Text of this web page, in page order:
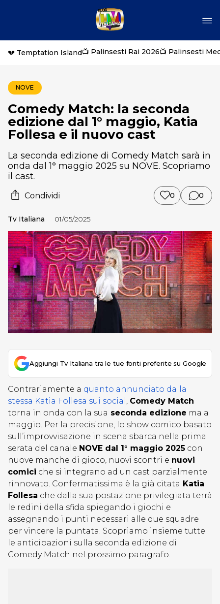
💔 Temptation Island📺 Palinsesti Rai 2026📺 Palinsesti
NOVE
Comedy Match: la seconda
edizione dal 1° maggio, Katia
Follesa e il nuovo cast
La seconda edizione di Comedy Match sarà in
onda dal 1° maggio 2025 su NOVE. Scopriamo
il cast.
Condividi 0 0
Tv Italiana 01/05/2025
Aggiungi Tv Italiana tra le tue fonti preferite su Google
Contrariamente a quanto annunciato dalla
stessa Katia Follesa sui social , Comedy Match
torna in onda con la sua seconda edizione ma a
maggio. Per la precisione, lo show comico basato
sull’improvvisazione in scena sbarca nella prima
serata del canale NOVE dal 1° maggio 2025 con
nuove manche di gioco, nuovi scontri e nuovi
comici che si integrano ad un cast parzialmente
rinnovato. Confermatissima è la già citata Katia
Follesa che dalla sua postazione privilegiata terrà
le redini della sfida spiegando i giochi e
assegnando i punti necessari alle due squadre
per vincere la puntata. Scopriamo insieme tutte
le anticipazioni sulla seconda edizione di
Comedy Match nel prossimo paragrafo.